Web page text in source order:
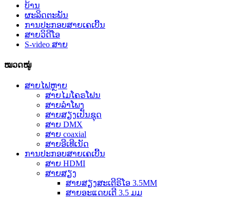
ບ້ານ
ຜະລິດຕະພັນ
ການປະກອບສາຍເຄເບີ້ນ
ສາຍວິດີໂອ
S-video ສາຍ
ໝວດໝູ່
ສາຍໄຟຫຼາຍ
ສາຍໄມໂຄຣໂຟນ
ສາຍລຳໂພງ
ສາຍສຽງເປັນຊຸດ
ສາຍ DMX
ສາຍ coaxial
ສາຍອີເທີເນັດ
ການປະກອບສາຍເຄເບີ້ນ
ສາຍ HDMI
ສາຍສຽງ
ສາຍສຽງສະເຕີຣິໂອ 3.5MM
ສາຍອະແດບເຕີ 3.5 ມມ